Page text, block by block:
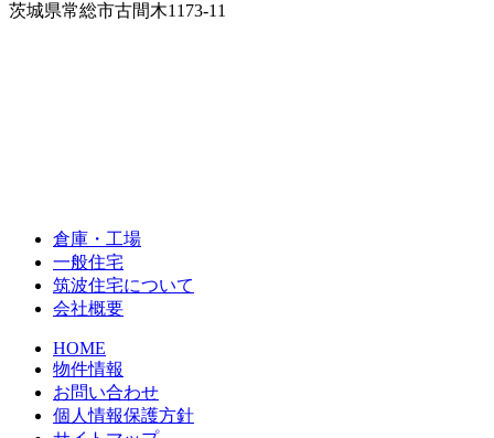
茨城県常総市古間木1173-11
倉庫・工場
一般住宅
筑波住宅について
会社概要
HOME
物件情報
お問い合わせ
個人情報保護方針